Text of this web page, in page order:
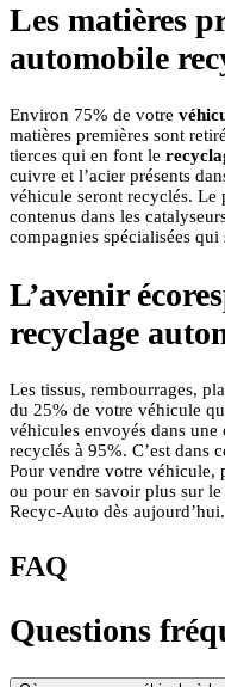
Les matières
automobile
Environ 75% de votre
matières premières sont
tierces qui en font le
cuivre et l’acier présents
véhicule seront recyclés. Le
contenus dans les
compagnies spécialisées
L’avenir
recyclage
Les tissus, rembourrages,
du 25% de votre véhicule
véhicules envoyés dans une
recyclés à 95%. C’est dans
Pour vendre votre véhicule,
ou pour en savoir plus sur le
Recyc-Auto dès aujourd’hui.
FAQ
Questions